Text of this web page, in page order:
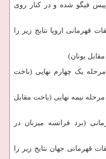
فیگو شده و در کنار روی
قهرمانی اروپا نتایج زیر را
در مرحله یک چهارم نهایی (باخت
در مرحله نیمه نهایی (باخت مقابل
(برد فرانسه میزبان در
قهرمانی جهان نتایج زیر را